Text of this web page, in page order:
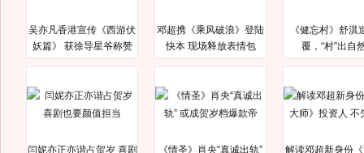
吴亦凡香港宣传《西游伏
妖篇》 获徐导星爷称赞
邓超携《乘风破浪》登陆
快本 现场释放表情包
《健忘村》舒淇
覆，“村”出自
闫妮亦正亦谐占贺岁 喜剧 《情圣》肖央“真诚出轨” 解读邓超新身份